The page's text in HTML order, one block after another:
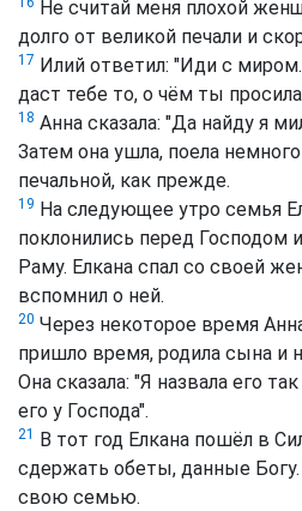
Не считай меня плохой
долго от великой печали и
17 Илий ответил: "Иди с
даст тебе то, о чём ты просила
18 Анна сказала: "Да найду я
Затем она ушла, поела
печальной, как прежде.
19 На следующее утро семья
поклонились перед Господом
Раму. Елкана спал со своей
вспомнил о ней.
20 Через некоторое время
пришло время, родила сына и
Она сказала: "Я назвала его
его у Господа".
21
В тот год Елкана пошёл в
сдержать обеты, данные
свою семью.